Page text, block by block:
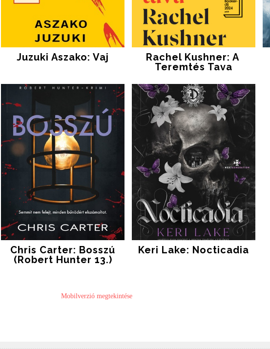
Juzuki Aszako: Vaj
Rachel Kushner: A ​
Teremtés Tava
Chris Carter: Bosszú
(Robert Hunter 13.)
Keri Lake: Nocticadia
Mobilverzió megtekintése